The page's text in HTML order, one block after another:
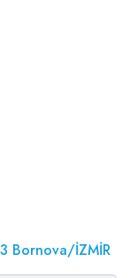
Bornova/İZMİR